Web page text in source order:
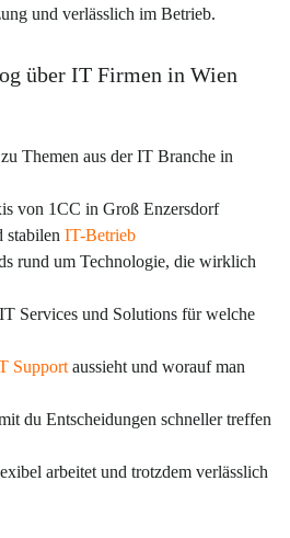
und verlässlich im Betrieb.
über IT Firmen in Wien
Themen aus der IT Branche in
von 1CC in Groß Enzersdorf
stabilen IT-Betrieb
rund um Technologie, die wirklich
Services und Solutions für welche
Support aussieht und worauf man
du Entscheidungen schneller treffen
arbeitet und trotzdem verlässlich